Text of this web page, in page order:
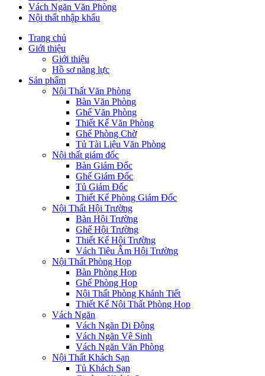
Vách Ngăn Văn Phòng
Nội thất nhập khẩu
Trang chủ
Giới thiệu
Giới thiệu
Hồ sơ năng lực
Sản phẩm
Nội Thất Văn Phòng
Bàn Văn Phòng
Ghế Văn Phòng
Thiết Kế Văn Phòng
Ghế Phòng Chờ
Tủ Tài Liệu Văn Phòng
Nội thất giám đốc
Bàn Giám Đốc
Ghế Giám Đốc
Tủ Giám Đốc
Thiết Kế Phòng Giám Đốc
Nội Thất Hội Trường
Bàn Hội Trường
Ghế Hội Trường
Thiết Kế Hội Trường
Vách Tiêu Âm Hội Trường
Nội Thất Phòng Họp
Bàn Phòng Họp
Ghế Phòng Họp
Nội Thất Phòng Khánh Tiết
Thiết Kế Nội Thất Phòng Họp
Vách Ngăn
Vách Ngăn Di Động
Vách Ngăn Vệ Sinh
Vách Ngăn Văn Phòng
Nội Thất Khách Sạn
Tủ Khách Sạn